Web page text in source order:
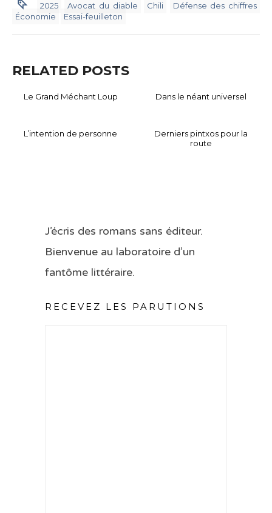
2025 Avocat du diable Chili
Défense des chiffres
Économie
Essai-feuilleton
RELATED POSTS
Le Grand Méchant Loup Dans le néant universel
L’intention de personne
Derniers pintxos pour la
route
J’écris des romans sans éditeur.
Bienvenue au laboratoire d’un
fantôme littéraire.
RECEVEZ LES PARUTIONS